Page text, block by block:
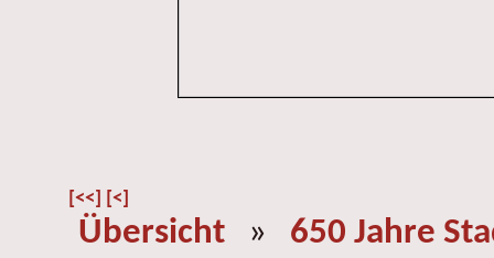
[<<] [<]
Übersicht » 650 Jahre